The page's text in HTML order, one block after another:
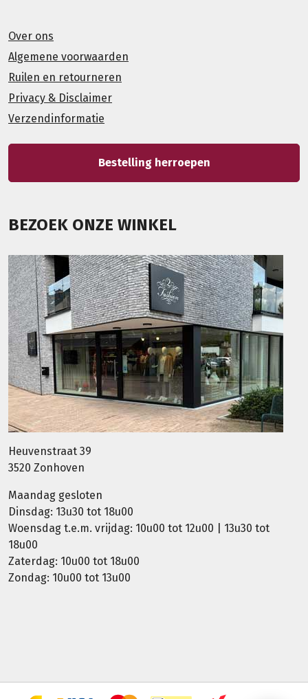
Over ons
Algemene voorwaarden
Ruilen en retourneren
Privacy & Disclaimer
Verzendinformatie
Bestelling herroepen
BEZOEK ONZE WINKEL
Heuvenstraat 39
3520 Zonhoven
Maandag gesloten
Dinsdag: 13u30 tot 18u00
Woensdag t.e.m. vrijdag: 10u00 tot 12u00 | 13u30 tot
18u00
Zaterdag: 10u00 tot 18u00
Zondag: 10u00 tot 13u00